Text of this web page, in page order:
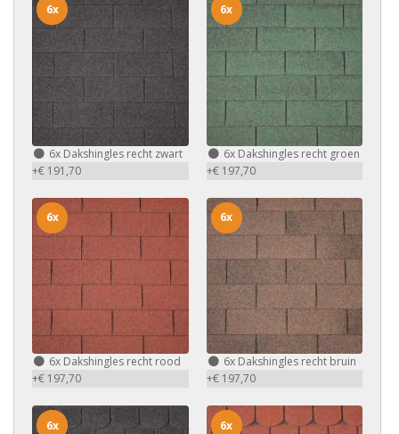
6x Dakshingles recht zwart
+€ 191,70
6x
6xDakshingles recht groen
+€ 197,70
6x
6x Dakshingles recht rood
+€ 197,70
6x
6xDakshingles recht bruin
+€ 197,70
6x
6x 6x